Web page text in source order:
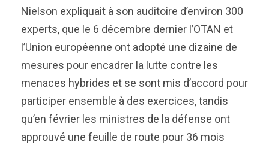
Nielson expliquait à son auditoire d’environ 300
experts, que le 6 décembre dernier l’OTAN et
l’Union européenne ont adopté une dizaine de
mesures pour encadrer la lutte contre les
menaces hybrides et se sont mis d’accord pour
participer ensemble à des exercices, tandis
qu’en février les ministres de la défense ont
approuvé une feuille de route pour 36 mois